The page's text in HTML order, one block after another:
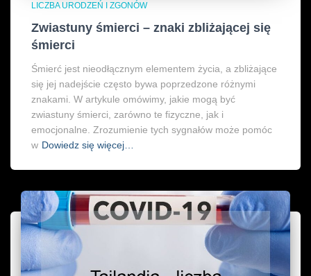
LICZBA URODZEŃ I ZGONÓW
Zwiastuny śmierci – znaki zbliżającej się
śmierci
Śmierć jest nieodłącznym elementem życia, a zbliżające
się jej nadejście często bywa poprzedzone różnymi
znakami. W artykule omówimy, jakie mogą być
zwiastuny śmierci, zarówno te fizyczne, jak i
emocjonalne. Zrozumienie tych sygnałów może pomóc
w Dowiedz się więcej…